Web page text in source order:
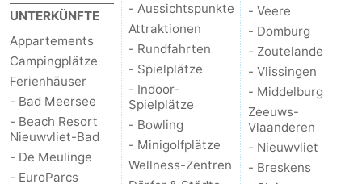
UNTERKÜNFTE
Appartements
Campingplätze
Ferienhäuser
- Bad Meersee
- Beach Resort
Nieuwvliet-Bad
- De Meulinge
- EuroParcs
- Aussichtspunkte
Attraktionen
- Rundfahrten
- Spielplätze
- Indoor-
Spielplätze
- Bowling
- Minigolfplätze
Wellness-Zentren
- Veere
- Domburg
- Zoutelande
- Vlissingen
- Middelburg
Zeeuws-
Vlaanderen
- Nieuwvliet
- Breskens